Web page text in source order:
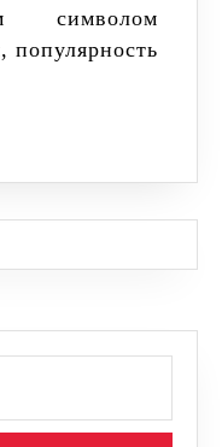
не
символом
популярность